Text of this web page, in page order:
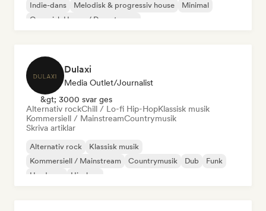
Indie-dans
Melodisk & progressiv house
Minimal
Organisk House / Downtempo
Dulaxi
Media Outlet/Journalist
&gt; 3000 svar ges
Alternativ rockChill / Lo-fi Hip-HopKlassisk musik
Kommersiell / MainstreamCountrymusik
Skriva artiklar
Alternativ rock
Klassisk musik
Kommersiell / Mainstream
Countrymusik Dub
Funk
Hardcore
Hip-hop